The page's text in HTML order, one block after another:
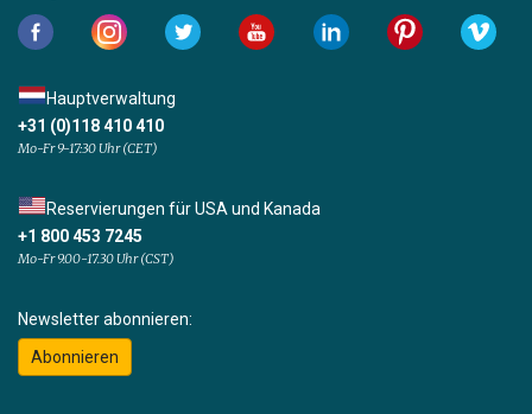
Hauptverwaltung
+31 (0)118 410 410
Mo-Fr 9-17:30 Uhr (CET)
Reservierungen für USA und Kanada
+1 800 453 7245
Mo-Fr 9.00-17.30 Uhr (CST)
Newsletter abonnieren:
Abonnieren